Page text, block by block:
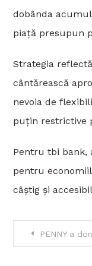
dobânda
piață presupun
Strategia
cântărească
nevoia de
puțin restrictive
Pentru tbi bank,
pentru
câștig și
Navigare
PENNY a donat peste